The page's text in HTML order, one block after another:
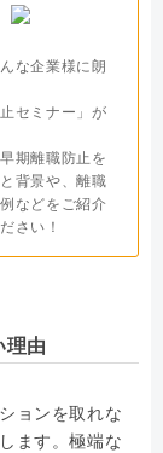
な企業様に朗
セミナー」が
期離職防止を
背景や、離職
などをご紹介
さい！
理由
ョンを取れな
ます。極端な